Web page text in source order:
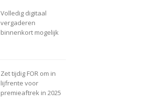
Volledig digitaal
vergaderen
binnenkort mogelijk
Zet tijdig FOR om in
lijfrente voor
premieaftrek in 2025